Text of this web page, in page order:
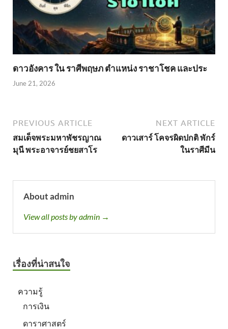
ดาวอังคาร ใน ราศีพฤษภ ตำแหน่ง ราชาโชค และประ
June 21, 2026
PREVIOUS ARTICLE
สมเด็จพระมหาพัชรญาณ
มุนี พระอาจารย์ชยสาโร
NEXT ARTICLE
ดาวเสาร์ โคจรผิดปกติ พักร์
ในราศีมีน
About admin
View all posts by admin →
เรื่องที่น่าสนใจ
ความรู้
การเงิน
ดาราศาสตร์